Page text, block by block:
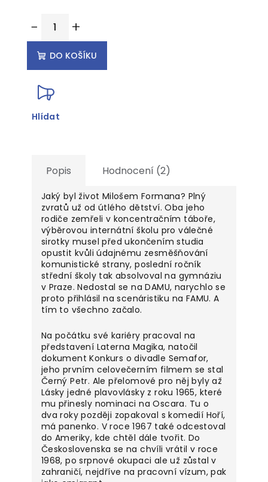
cena:
+
−
DO KOŠÍKU
Hlídat
Popis Hodnocení (2)
Jaký byl život Milošem Formana? Plný
zvratů už od útlého dětství. Oba jeho
rodiče zemřeli v koncentračním táboře,
výběrovou internátní školu pro válečné
sirotky musel před ukončením studia
opustit kvůli údajnému zesměšňování
komunistické strany, poslední ročník
střední školy tak absolvoval na gymnáziu
v Praze. Nedostal se na DAMU, narychlo se
proto přihlásil na scenáristiku na FAMU. A
tím to všechno začalo.
Na počátku své kariéry pracoval na
představení Laterna Magika, natočil
dokument Konkurs o divadle Semafor,
jeho prvním celovečerním filmem se stal
Černý Petr. Ale přelomové pro něj byly až
Lásky jedné plavovlásky z roku 1965, které
mu přinesly nominaci na Oscara. Tu o
dva roky později zopakoval s komedií Hoří,
má panenko. V roce 1967 také odcestoval
do Ameriky, kde chtěl dále tvořit. Do
Československa se na chvíli vrátil v roce
1968, po srpnové okupaci ale už zůstal v
zahraničí, nejdříve na pracovní vízum, pak